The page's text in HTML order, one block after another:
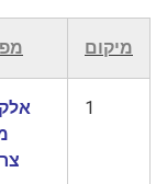
מיקום
1